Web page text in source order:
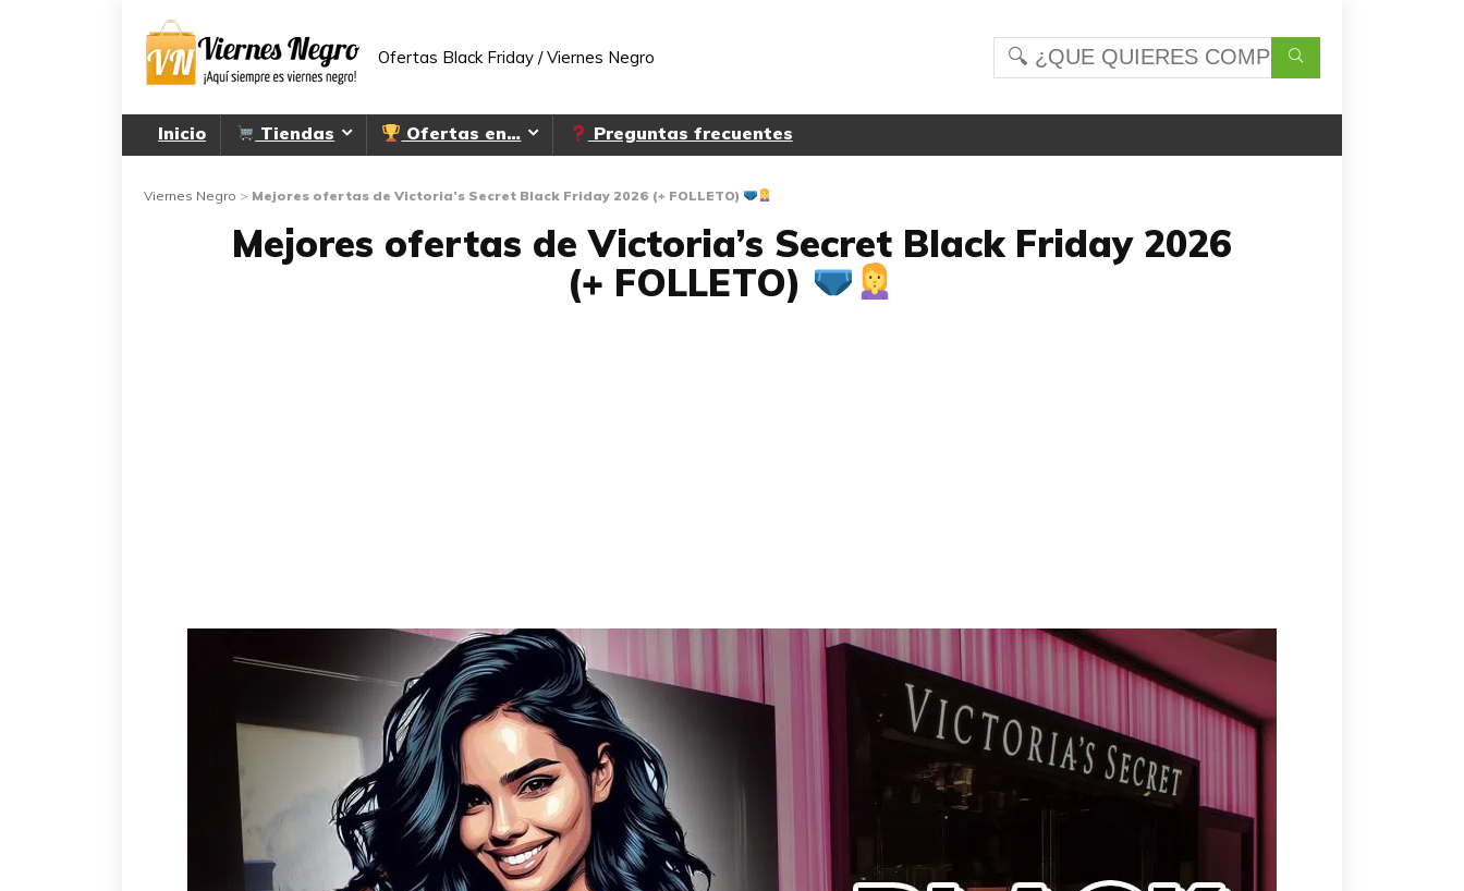
Ofertas Black Friday / Viernes Negro
Inicio Tiendas Ofertas en… Preguntas frecuentes
Viernes Negro > Mejores ofertas de Victoria’s Secret Black Friday 2026 (+ FOLLETO)
Mejores ofertas de Victoria’s Secret Black Friday 2026
(+ FOLLETO)